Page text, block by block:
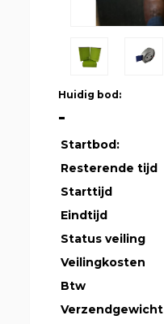
Huidig bod:
-
Startbod:
Resterende tijd
Starttijd
Eindtijd
Status veiling
Veilingkosten
Btw
Verzendgewicht